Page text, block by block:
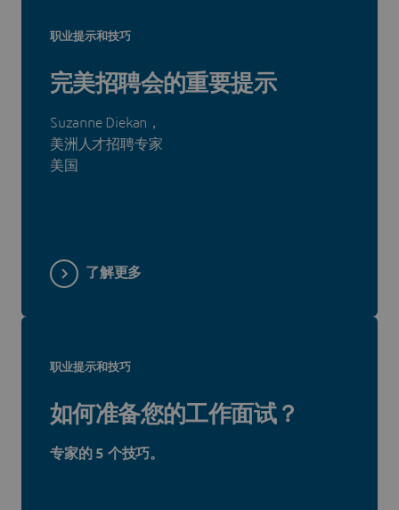
职业提示和技巧
完美招聘会的重要提示
Suzanne Diekan，
美洲人才招聘专家
美国
了解更多
职业提示和技巧
如何准备您的工作面试？
专家的 5 个技巧。